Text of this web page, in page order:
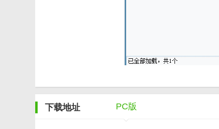
能会带来更加丰富的功能和更好的用户体验，用户也可
下载地址 PC版